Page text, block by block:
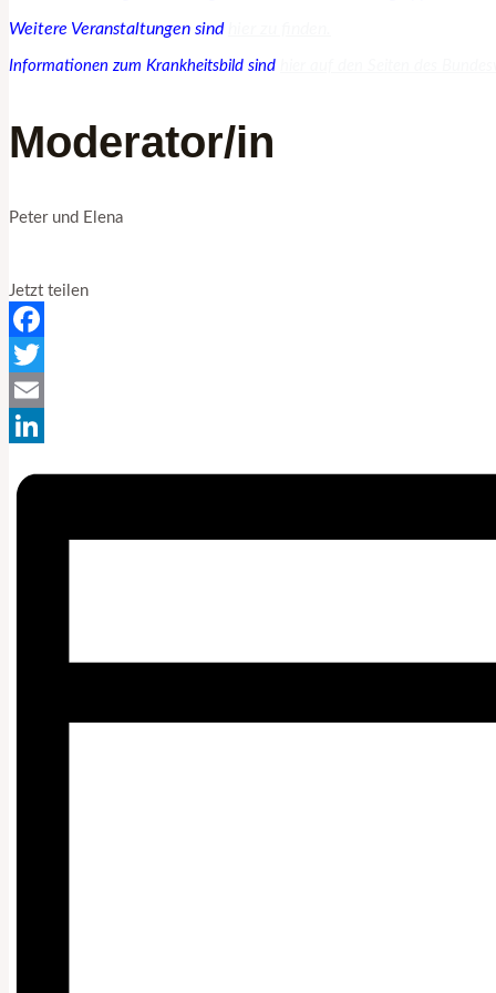
Weitere Veranstaltungen sind
Informationen zum Krankheitsbild sind
Moderator/in
Peter und Elena
Jetzt teilen
Facebook
Twitter
Email